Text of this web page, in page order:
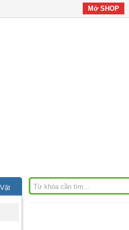
Mở SHOP